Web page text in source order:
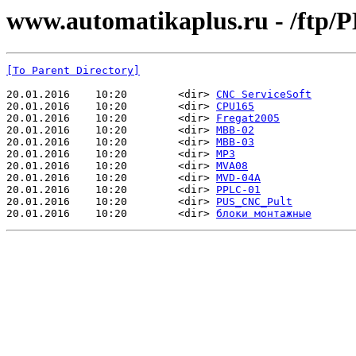
www.automatikaplus.ru - /ftp/
[To Parent Directory]
20.01.2016    10:20        <dir> CNC ServiceSoft
20.01.2016    10:20        <dir> CPU165
20.01.2016    10:20        <dir> Fregat2005
20.01.2016    10:20        <dir> MBB-02
20.01.2016    10:20        <dir> MBB-03
20.01.2016    10:20        <dir> MP3
20.01.2016    10:20        <dir> MVA08
20.01.2016    10:20        <dir> MVD-04A
20.01.2016    10:20        <dir> PPLC-01
20.01.2016    10:20        <dir> PUS_CNC_Pult
20.01.2016    10:20        <dir> блоки монтажные